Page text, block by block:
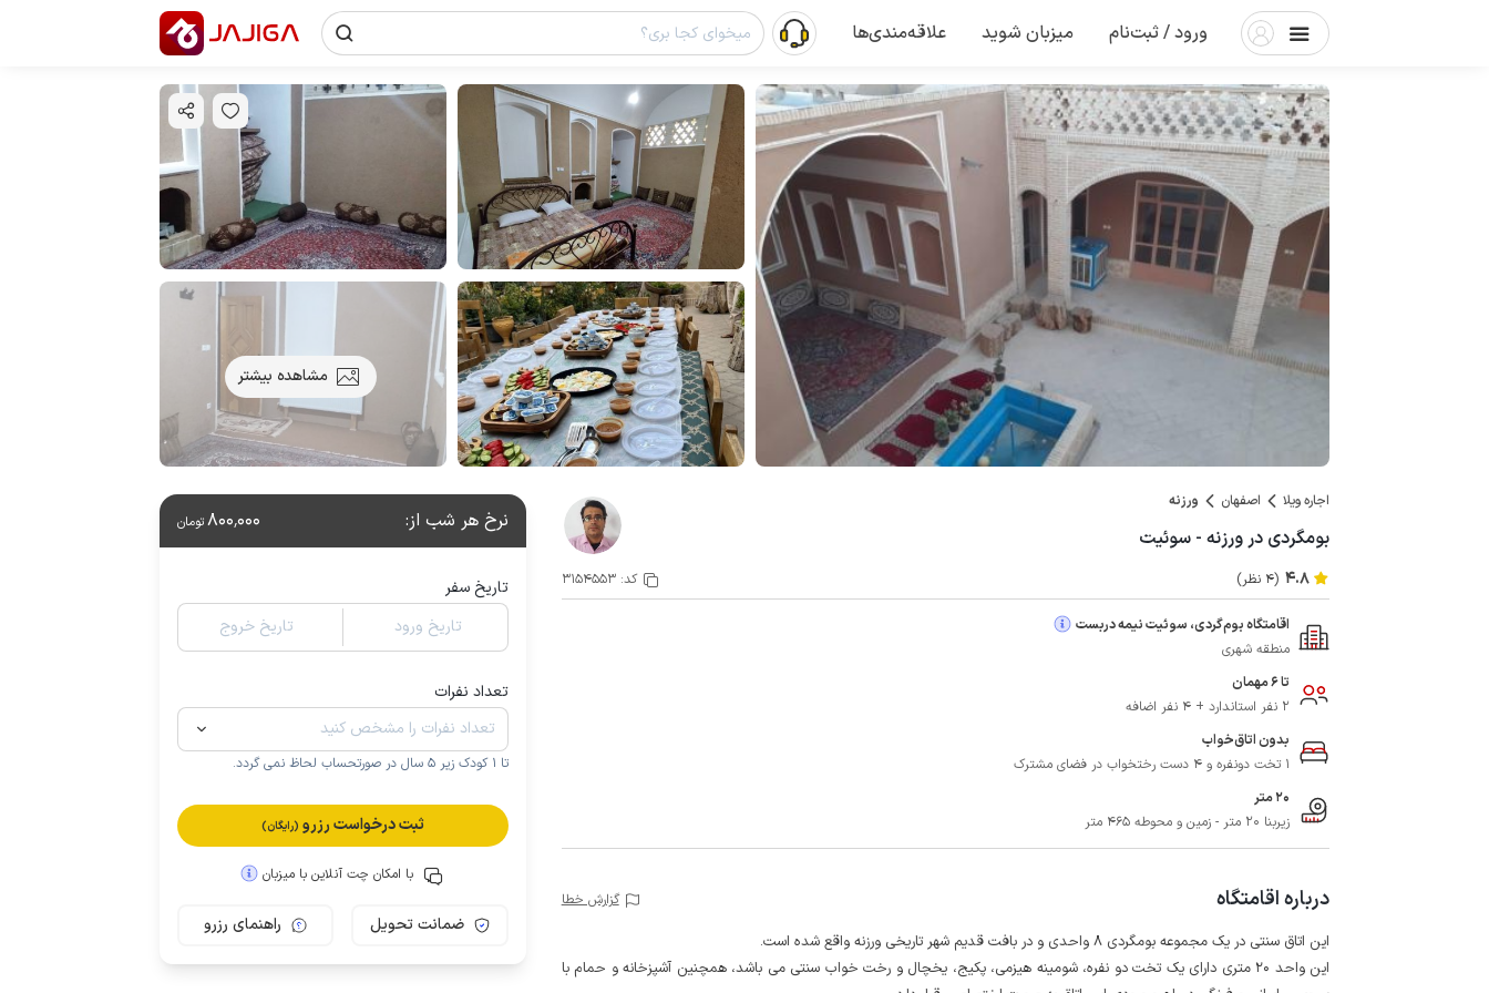
ورود / ثبت‌نام میزبان شوید علاقه‌مندی‌ها
مشاهده بیشتر
اجاره ویلا اصفهان ورزنه
بومگردی در ورزنه - سوئیت
4.8 (4 نظر) کد:3154553
اقامتگاه بوم‌گردی، سوئیت نیمه دربست
منطقه شهری
تا 6 مهمان
2 نفر استاندارد + 4 نفر اضافه
بدون اتاق‌خواب
1 تخت دونفره و 4 دست رختخواب در فضای مشترک
20 متر
زیربنا 20 متر - زمین و محوطه 465 متر
درباره اقامتگاه گزارش خطا
این اتاق سنتی در یک مجموعه بومگردی 8 واحدی و در بافت قدیم شهر تاریخی ورزنه واقع شده است.
این واحد 20 متری دارای یک تخت دو نفره، شومینه هیزمی، پکیج، یخچال و رخت خواب سنتی می باشد، همچنین آشپزخانه و حمام با
نرخ هر شب از: 800٬000تومان
تاریخ سفر
تاریخ ورود
تاریخ خروج
تعداد نفرات
تا 1 کودک زیر 5 سال در صورتحساب لحاظ نمی گردد.
ثبت درخواست رزرو (رایگان)
با امکان چت آنلاین با میزبان
ضمانت تحویل راهنمای رزرو